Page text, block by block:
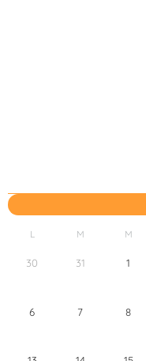
L M M
30 31 1
6 7 8